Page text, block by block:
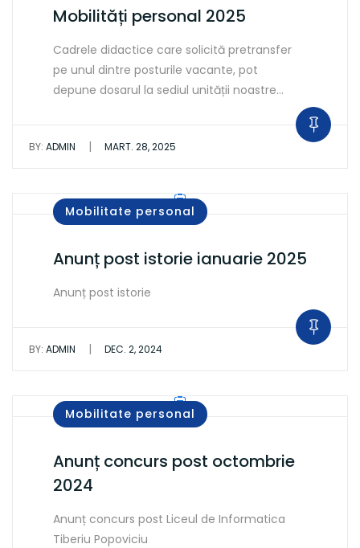
Mobilități personal 2025
Cadrele didactice care solicită pretransfer
pe unul dintre posturile vacante, pot
depune dosarul la sediul unității noastre…
BY: ADMIN | MART. 28, 2025
Mobilitate personal
Anunț post istorie ianuarie 2025
Anunț post istorie
BY: ADMIN | DEC. 2, 2024
Mobilitate personal
Anunț concurs post octombrie
2024
Anunț concurs post Liceul de Informatica
Tiberiu Popoviciu